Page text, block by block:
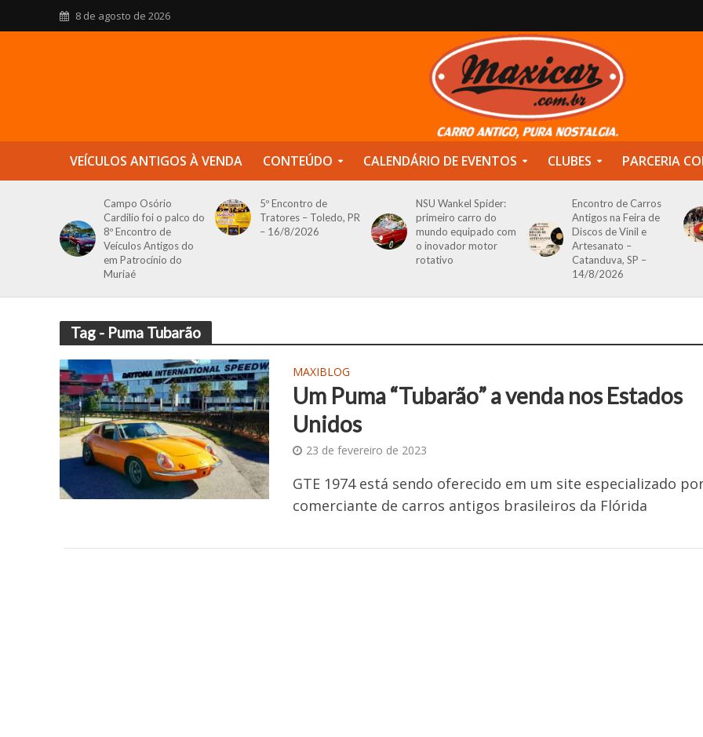
8 de agosto de 2026
VEÍCULOS ANTIGOS À VENDA CONTEÚDO CALENDÁRIO DE EVENTOS CLUBES PARCERIA
Campo Osório
Cardilio foi o palco do
8º Encontro de
Veículos Antigos do
em Patrocínio do
Muriaé
5º Encontro de
Tratores – Toledo, PR
– 16/8/2026
NSU Wankel Spider:
primeiro carro do
mundo equipado com
o inovador motor
rotativo
Encontro de Carros
Antigos na Feira de
Discos de Vinil e
Artesanato –
Catanduva, SP –
14/8/2026
Tag - Puma Tubarão
MAXIBLOG
Um Puma “Tubarão” a venda nos Estados
Unidos
23 de fevereiro de 2023
GTE 1974 está sendo oferecido em um site especializado
comerciante de carros antigos brasileiros da Flórida